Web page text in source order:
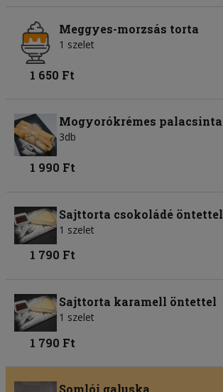
Meggyes-morzsás torta
1 szelet
1 650 Ft
Mogyorókrémes palacsinta
3db
1 990 Ft
Sajttorta csokoládé öntettel
1 szelet
1 790 Ft
Sajttorta karamell öntettel
1 szelet
1 790 Ft